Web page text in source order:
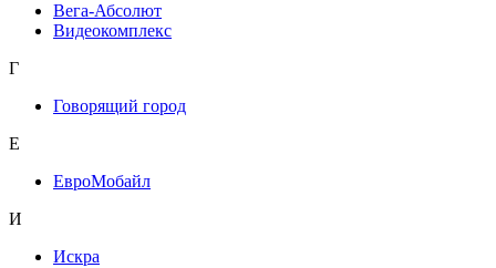
Вега-Абсолют
Видеокомплекс
Г
Говорящий город
Е
ЕвроМобайл
И
Искра